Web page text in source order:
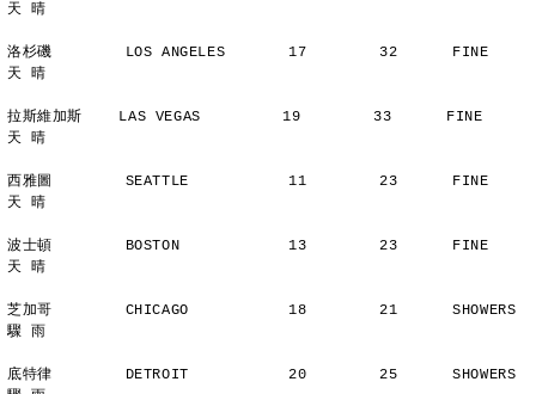
天 晴
洛杉磯        LOS ANGELES       17        32      FINE
天 晴
拉斯維加斯    LAS VEGAS         19        33      FINE
天 晴
西雅圖        SEATTLE           11        23      FINE
天 晴
波士頓        BOSTON            13        23      FINE
天 晴
芝加哥        CHICAGO           18        21      SHOWERS
驟 雨
底特律        DETROIT           20        25      SHOWERS